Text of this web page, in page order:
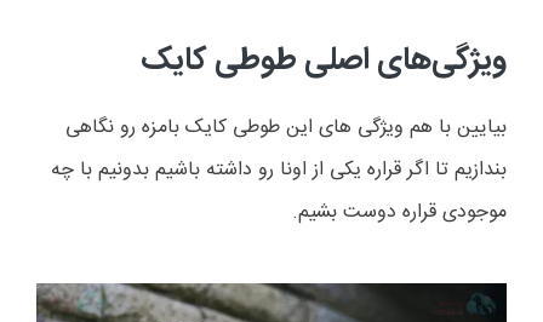
ویژگی‌های اصلی طوطی کایک
بیایین با هم ویژگی های این طوطی کایک بامزه رو نگاهی
بندازیم تا اگر قراره یکی از اونا رو داشته باشیم بدونیم با چه
موجودی قراره دوست بشیم.